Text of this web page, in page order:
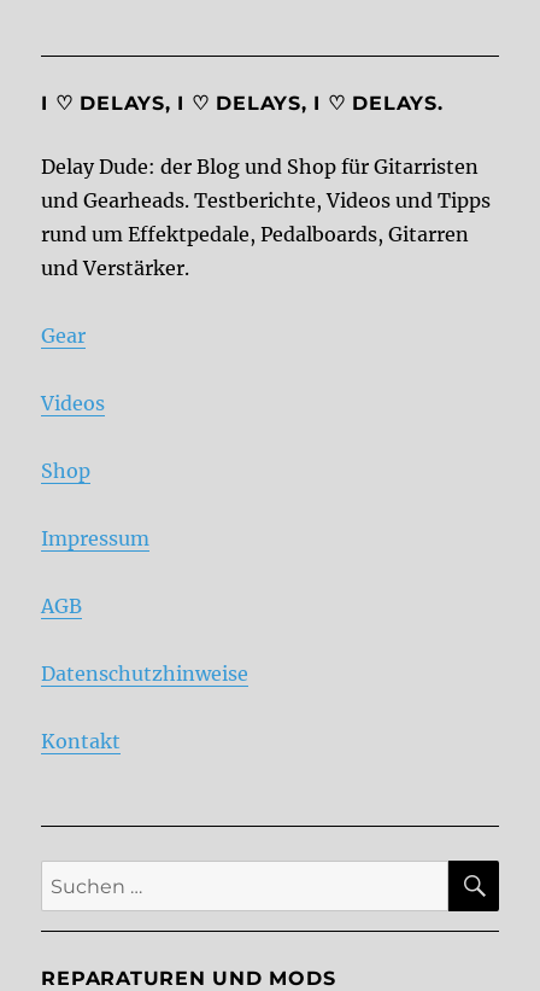
I ♡ DELAYS, I ♡ DELAYS, I ♡ DELAYS.
Delay Dude: der Blog und Shop für Gitarristen
und Gearheads. Testberichte, Videos und Tipps
rund um Effektpedale, Pedalboards, Gitarren
und Verstärker.
Gear
Videos
Shop
Impressum
AGB
Datenschutzhinweise
Kontakt
Suche
nach:
REPARATUREN UND MODS